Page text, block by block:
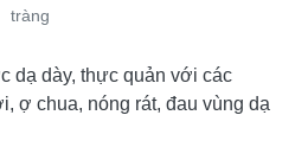
tràng
dạ dày, thực quản với các
ợ chua, nóng rát, đau vùng dạ